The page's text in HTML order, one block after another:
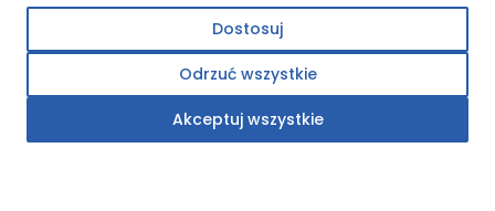
Dostosuj
Odrzuć wszystkie
Akceptuj wszystkie
Realizacje
Polityka prywatności